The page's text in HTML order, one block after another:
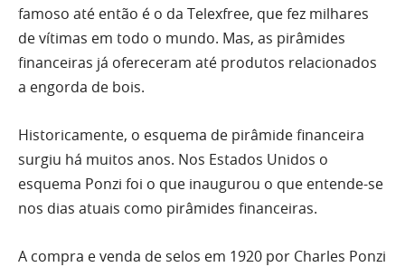
famoso até então é o da Telexfree, que fez milhares
de vítimas em todo o mundo. Mas, as pirâmides
financeiras já ofereceram até produtos relacionados
a engorda de bois.
Historicamente, o esquema de pirâmide financeira
surgiu há muitos anos. Nos Estados Unidos o
esquema Ponzi foi o que inaugurou o que entende-se
nos dias atuais como pirâmides financeiras.
A compra e venda de selos em 1920 por Charles Ponzi